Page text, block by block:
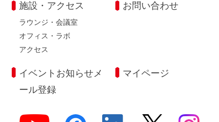
施設・アクセス
ラウンジ・会議室
オフィス・ラボ
アクセス
お問い合わせ
イベントお知らせメ
ール登録
マイページ